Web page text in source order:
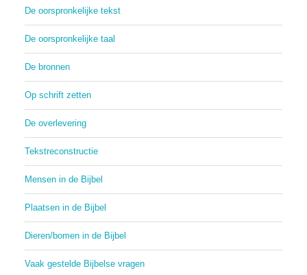
De oorspronkelijke tekst
De oorspronkelijke taal
De bronnen
Op schrift zetten
De overlevering
Tekstreconstructie
Mensen in de Bijbel
Plaatsen in de Bijbel
Dieren/bomen in de Bijbel
Vaak gestelde Bijbelse vragen